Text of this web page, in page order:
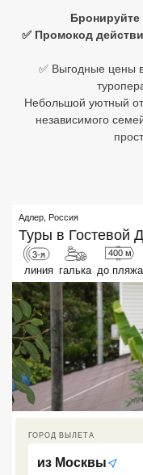
✅ Промокод
✅ Выгодные цены
Небольшой уютный
независимого
Адлер Россия
Туры в Гостевой
3-я
линия галька
400 м
до пляжа
ГОРОД ВЫЛЕТА
из Москвы
Египет
Куба
Бали
Северный Гоа
Южный Гоа
Занзибар
Абхазия
Большой Сочи
Кав Мин Воды